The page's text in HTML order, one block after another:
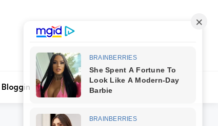
Blogging Search